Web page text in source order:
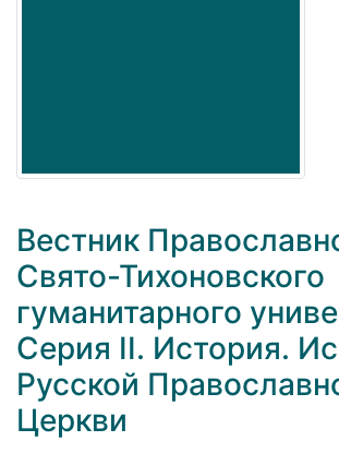
Вестник
Свято-Тихоновского
гуманитарного
Серия II. История.
Русской
Церкви